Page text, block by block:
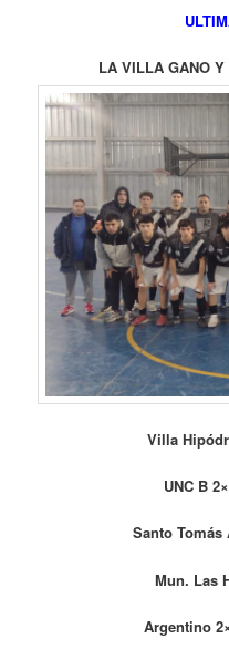
LA VILLA GANO
Villa
UNC B
Santo
Mun. Las
Argentino